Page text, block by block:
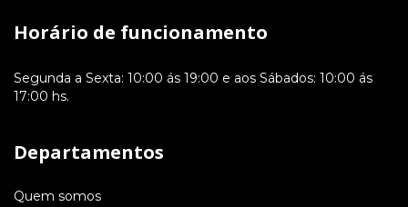
Horário de funcionamento
Segunda a Sexta: 10:00 ás 19:00 e aos Sábados: 10:00 ás
17:00 hs.
Departamentos
Quem somos